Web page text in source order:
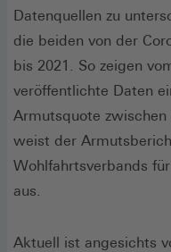
Datenquellen zu
die beiden von der
bis 2021. So zeigen
veröffentlichte Daten
Armutsquote zwischen
weist der
Wohlfahrtsverbands
aus.
Aktuell ist angesichts